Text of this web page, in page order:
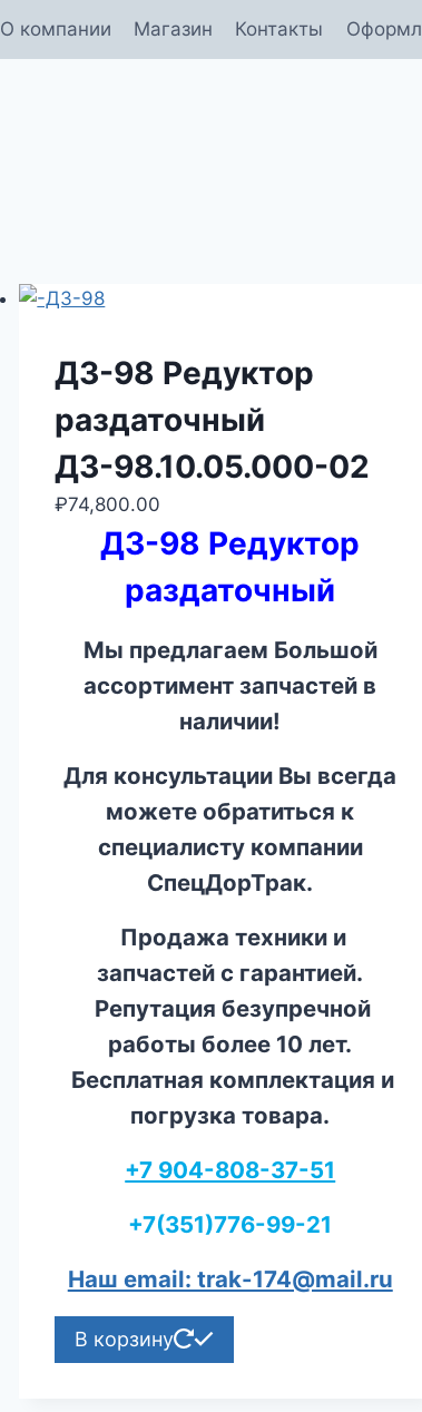
О компании Магазин Контакты
ДЗ-98 Редуктор
раздаточный
ДЗ-98.10.05.000-02
₽74,800.00
ДЗ-98 Редуктор
раздаточный
Мы предлагаем Большой
ассортимент запчастей в
наличии!
Для консультации Вы всегда
можете обратиться к
специалисту компании
СпецДорТрак.
Продажа техники и
запчастей с гарантией.
Репутация безупречной
работы более 10 лет.
Бесплатная комплектация и
погрузка товара.
+7 904-808-37-51
+7(351)776-99-21
Наш email: trak-174@mail.ru
В корзину